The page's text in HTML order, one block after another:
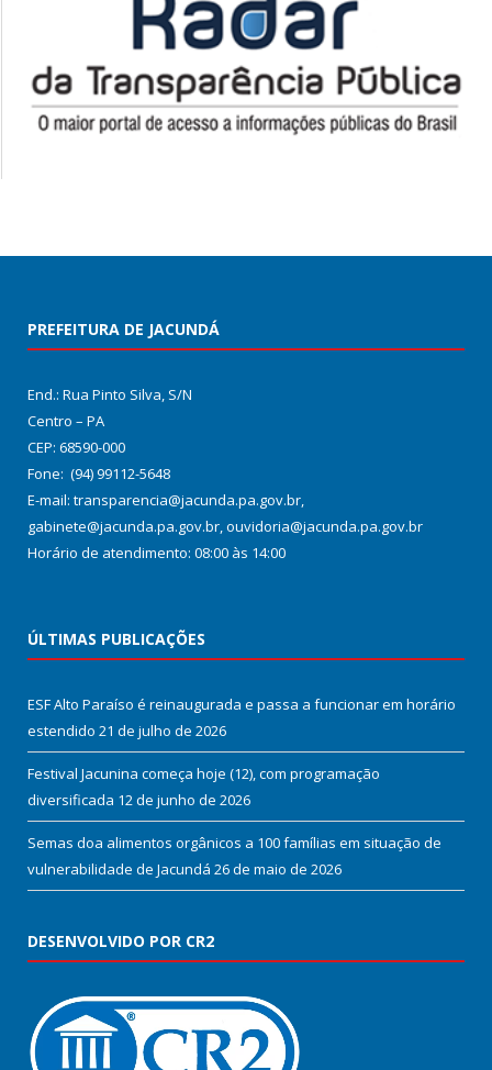
PREFEITURA DE JACUNDÁ
End.: Rua Pinto Silva, S/N
Centro – PA
CEP: 68590-000
Fone: (94) 99112-5648
E-mail: transparencia@jacunda.pa.gov.br,
gabinete@jacunda.pa.gov.br, ouvidoria@jacunda.pa.gov.br
Horário de atendimento: 08:00 às 14:00
ÚLTIMAS PUBLICAÇÕES
ESF Alto Paraíso é reinaugurada e passa a funcionar em horário
estendido 21 de julho de 2026
Festival Jacunina começa hoje (12), com programação
diversificada 12 de junho de 2026
Semas doa alimentos orgânicos a 100 famílias em situação de
vulnerabilidade de Jacundá 26 de maio de 2026
DESENVOLVIDO POR CR2